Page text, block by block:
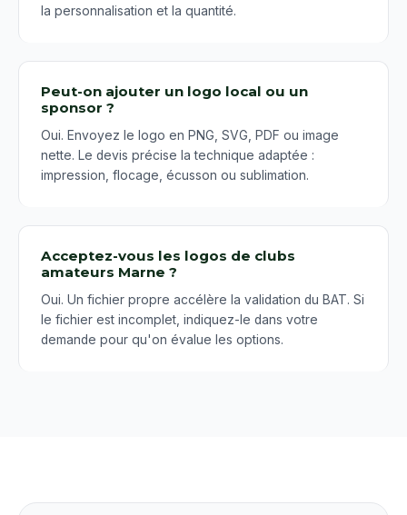
la personnalisation et la quantité.
Peut-on ajouter un logo local ou un
sponsor ?
Oui. Envoyez le logo en PNG, SVG, PDF ou image
nette. Le devis précise la technique adaptée :
impression, flocage, écusson ou sublimation.
Acceptez-vous les logos de clubs
amateurs Marne ?
Oui. Un fichier propre accélère la validation du BAT. Si
le fichier est incomplet, indiquez-le dans votre
demande pour qu'on évalue les options.